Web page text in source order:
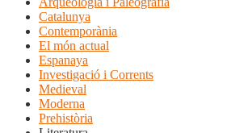
Catalunya
Contemporània
El món actual
Espanaya
Investigació i Corrents
Medieval
Moderna
Prehistòria